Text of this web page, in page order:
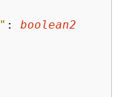
" : boolean2